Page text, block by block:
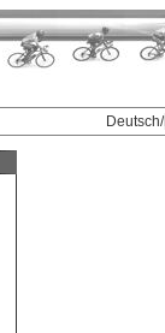
Deutsch/